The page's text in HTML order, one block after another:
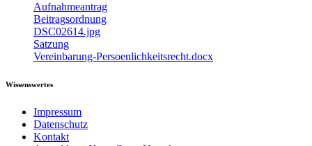
Aufnahmeantrag
Beitragsordnung
DSC02614.jpg
Satzung
Vereinbarung-Persoenlichkeitsrecht.docx
Wissenswertes
Impressum
Datenschutz
Kontakt